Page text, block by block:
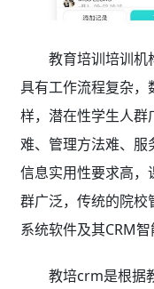
教育培训培训机
具有工作流程复杂，
样，潜在性学生人群
难、管理方法难、服
信息实用性要求高，
群广泛，传统的院校
系统软件及其CRM
教培crm是根据